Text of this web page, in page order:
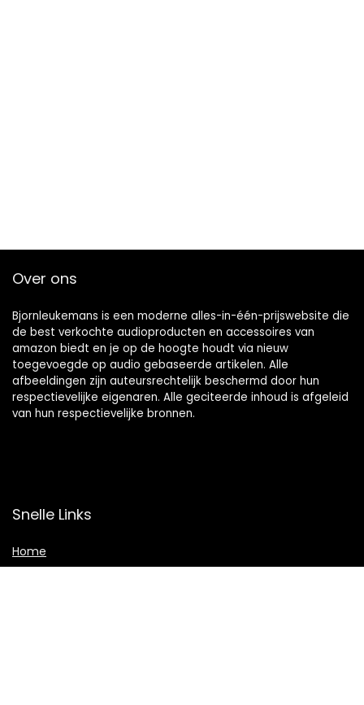
Over ons
Bjornleukemans is een moderne alles-in-één-prijswebsite die
de best verkochte audioproducten en accessoires van
amazon biedt en je op de hoogte houdt via nieuw
toegevoegde op audio gebaseerde artikelen. Alle
afbeeldingen zijn auteursrechtelijk beschermd door hun
respectievelijke eigenaren. Alle geciteerde inhoud is afgeleid
van hun respectievelijke bronnen.
Snelle Links
Home